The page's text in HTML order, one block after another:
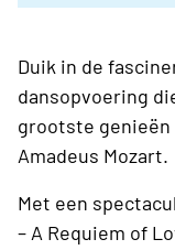
Duik in de
dansopvoering
grootste genieën
Amadeus Mozart.
Met een
– A Requiem of